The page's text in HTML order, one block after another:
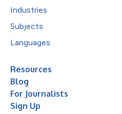
Industries
Subjects
Languages
Resources
Blog
For Journalists
Sign Up